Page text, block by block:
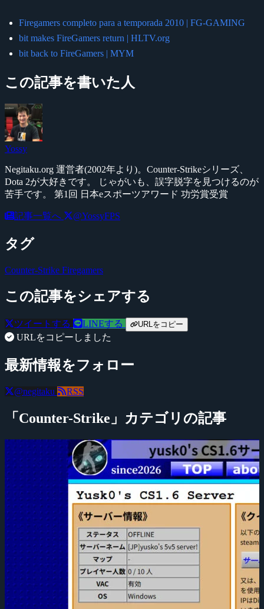
Firegamers completo para a temporada 2010 | FG-GAMING
bit makes FireGamers return | HLTV.org
bit back to FireGamers | MYM
この記事を書いた人
Yossy
Negitaku.org 運営者(2002年より)。Counter-Strikeシリーズ、
Dota 2が大好きです。 じゃがいも、誤字脱字を見つけるのが
苦手です。 第1回 日本eスポーツアワード 功労賞受賞
記事一覧へ @YossyFPS
タグ
Counter-Strike Firegamers
この記事をシェアする
ツイートする LINEする URLをコピー
URLをコピーしました
最新情報をフォロー
@negitaku RSS
「Counter-Strike」カテゴリの記事